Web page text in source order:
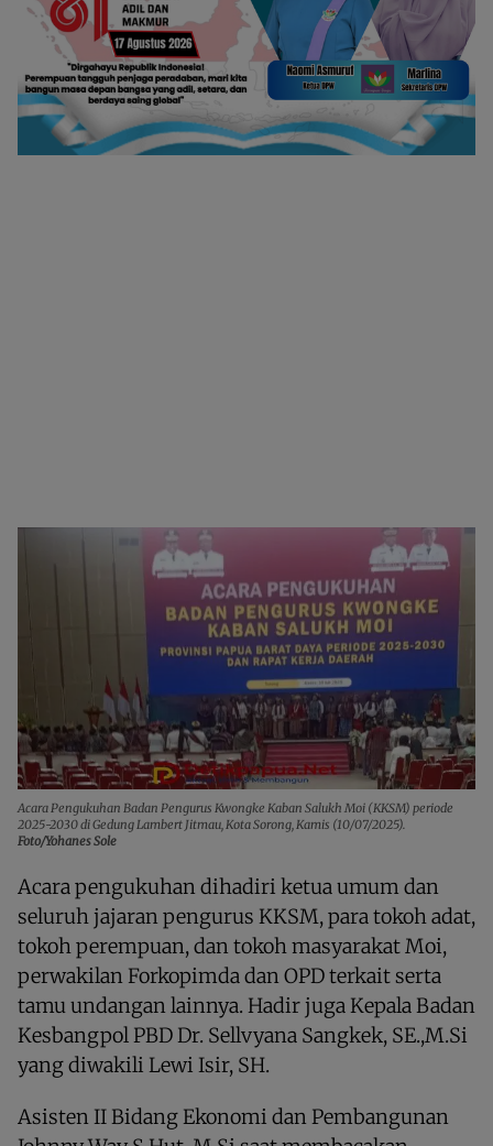
Acara Pengukuhan Badan Pengurus Kwongke Kaban Salukh Moi (KKSM) periode
2025-2030 di Gedung Lambert Jitmau, Kota Sorong, Kamis (10/07/2025).
Foto/Yohanes Sole
Acara pengukuhan dihadiri ketua umum dan
seluruh jajaran pengurus KKSM, para tokoh adat,
tokoh perempuan, dan tokoh masyarakat Moi,
perwakilan Forkopimda dan OPD terkait serta
tamu undangan lainnya. Hadir juga Kepala Badan
Kesbangpol PBD Dr. Sellvyana Sangkek, SE.,M.Si
yang diwakili Lewi Isir, SH.
Asisten II Bidang Ekonomi dan Pembangunan